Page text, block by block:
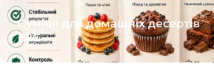
Суміші для домашніх десертів
B2C